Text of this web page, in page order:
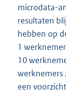
microdata-
resultaten
hebben op
1
10
werknemers
een